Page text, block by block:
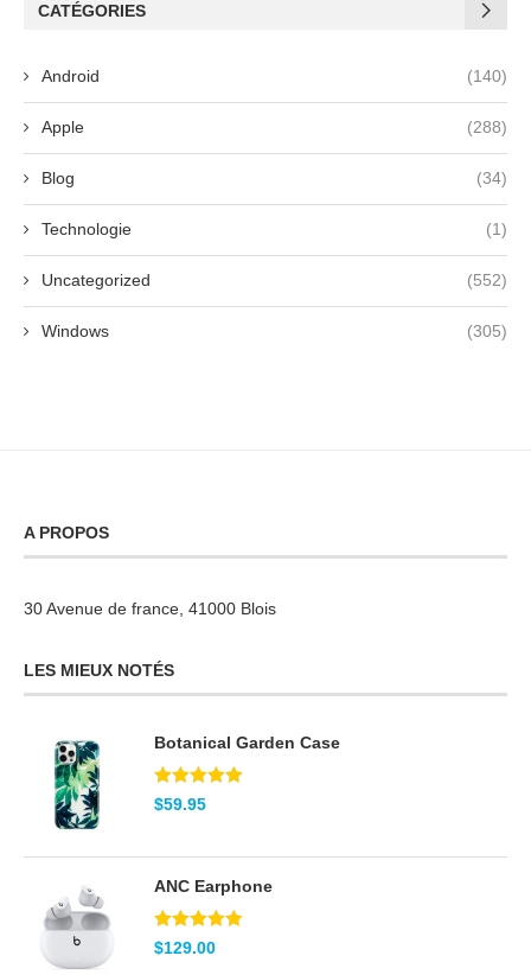
CATÉGORIES
Android (140)
Apple (288)
Blog (34)
Technologie (1)
Uncategorized (552)
Windows (305)
A PROPOS
30 Avenue de france, 41000 Blois
LES MIEUX NOTÉS
Botanical Garden Case
Note5.00
sur 5
$59.95
ANC Earphone
Note5.00
sur 5
$129.00